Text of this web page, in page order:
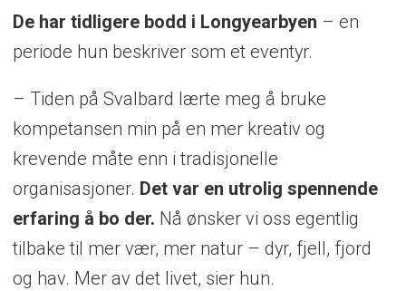
De har tidligere bodd i Longyearbyen – en
periode hun beskriver som et eventyr.
– Tiden på Svalbard lærte meg å bruke
kompetansen min på en mer kreativ og
krevende måte enn i tradisjonelle
organisasjoner. Det var en utrolig spennende
erfaring å bo der. Nå ønsker vi oss egentlig
tilbake til mer vær, mer natur – dyr, fjell, fjord
og hav. Mer av det livet, sier hun.